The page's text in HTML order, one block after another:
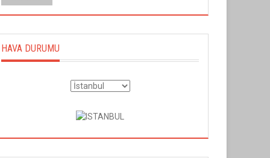
HAVA DURUMU